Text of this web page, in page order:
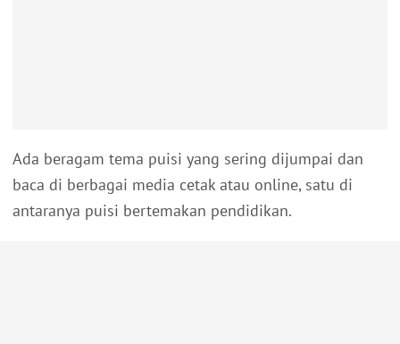
Ada beragam tema puisi yang sering dijumpai dan
baca di berbagai media cetak atau online, satu di
antaranya puisi bertemakan pendidikan.